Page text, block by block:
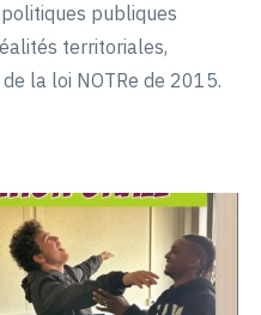
publiques
territoriales,
la loi NOTRe de 2015.